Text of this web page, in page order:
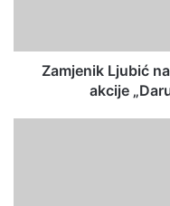
Zamjenik Ljubić
akcije